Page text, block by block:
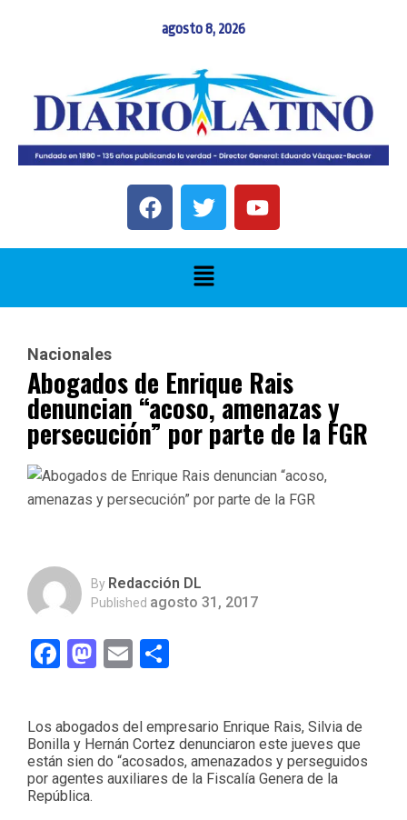
agosto 8, 2026
Nacionales
Abogados de Enrique Rais
denuncian “acoso, amenazas y
persecución” por parte de la FGR
By Redacción DL
Published agosto 31, 2017
Facebook
Mastodon
Email
Los abogados del empresario Enrique Rais, Silvia de
Bonilla y Hernán Cortez denunciaron este jueves que
están sien do “acosados, amenazados y perseguidos
por agentes auxiliares de la Fiscalía Genera de la
República.